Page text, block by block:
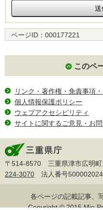
ページID： 000177221
このペ
リンク・著作権・免責事項
個人情報保護ポリシー
ウェブアクセシビリティ
サイトに関するご意見・お
〒514-8570 三重県津市広明
224-3070 法人番号
各ページの記載記事、
Copyright © 2015 Mie